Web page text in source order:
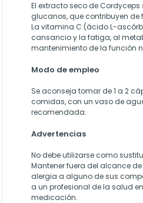
El extracto seco de
glucanos, que contribuyen
La vitamina C (ácido L-
cansancio y la fatiga, al
mantenimiento de la función
Modo de empleo
Se aconseja tomar de 1 a 2
comidas, con un vaso de
recomendada.
Advertencias
No debe utilizarse como
Mantener fuera del alcance
alergia a alguno de sus
a un profesional de la salud
medicación.